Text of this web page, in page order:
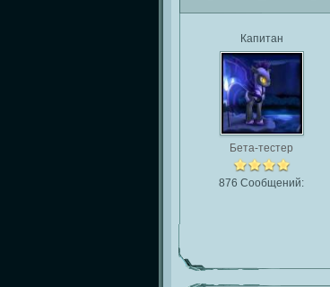
Капитан
Бета-тестер
876 Сообщений: